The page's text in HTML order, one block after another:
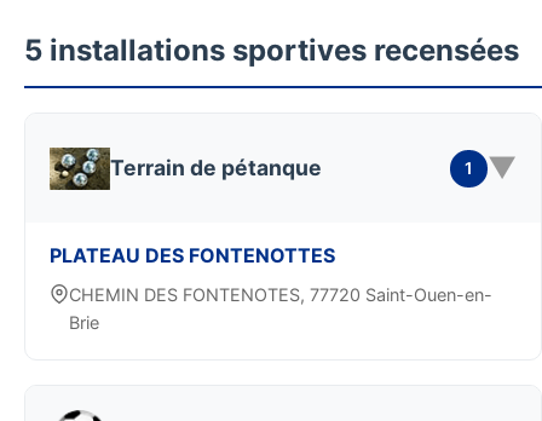
5 installations sportives recensées
Terrain de pétanque 1 ▼
PLATEAU DES FONTENOTTES
CHEMIN DES FONTENOTES, 77720 Saint-Ouen-en-
Brie